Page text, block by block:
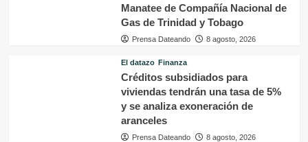
Manatee de Compañía Nacional de
Gas de Trinidad y Tobago
Prensa Dateando 8 agosto, 2026
El datazo Finanza
Créditos subsidiados para
viviendas tendrán una tasa de 5%
y se analiza exoneración de
aranceles
Prensa Dateando 8 agosto, 2026